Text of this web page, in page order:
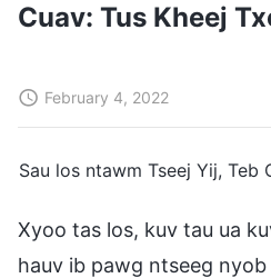
Cuav: Tus Kheej
February 4, 2022
Sau los ntawm Tseej Yij, Teb
Xyoo tas los, kuv tau ua
hauv ib pawg ntseeg